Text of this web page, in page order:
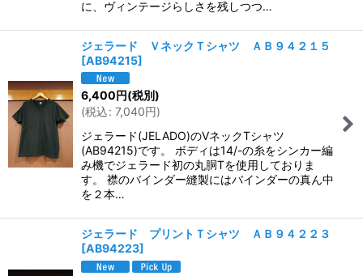
に、ヴィンテージらしさを残しつつ…
ジェラード ＶネックＴシャツ ＡＢ９４２１５
[AB94215]
6,400円(税別)
(税込: 7,040円)
ジェラード(JELADO)のVネックTシャツ
(AB94215)です。 ボディは14/-の糸をシンカー編
み機でジェラード初の丸胴Tを使用しておりま
す。 襟のバインダー縫製にはバインダーの真ん中
を２本…
ジェラード プリントＴシャツ ＡＢ９４２２３
[AB94223]